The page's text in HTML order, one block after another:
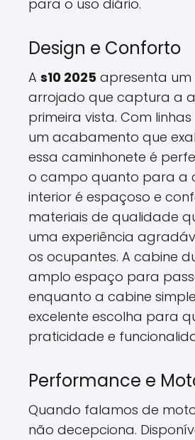
para o uso diário.
Design e Conforto
A s10 2025 apresenta um
arrojado que captura a
primeira vista. Com
um acabamento que
essa caminhonete é
o campo quanto para a
interior é espaçoso e
materiais de qualidade
uma experiência
os ocupantes. A cabine
amplo espaço para
enquanto a cabine
excelente escolha para
praticidade e
Performance e
Quando falamos de
não decepciona.